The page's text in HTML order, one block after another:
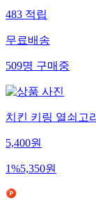
483적립
무료배송
509명구매중
치킨 키링 열쇠고
5,400원
1%5,350원